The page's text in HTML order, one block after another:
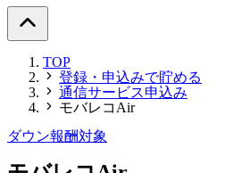
TOP
登録・申込みで貯める
通信サービス申込み
モバレコAir
ダウン報酬対象